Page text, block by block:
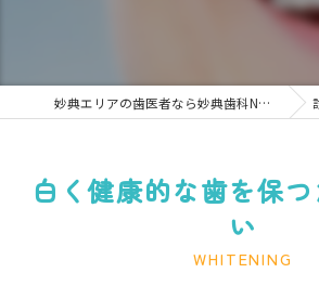
妙典エリアの歯医者なら妙典歯科Nクリニック
白く健康的な歯を保
い
WHITENING